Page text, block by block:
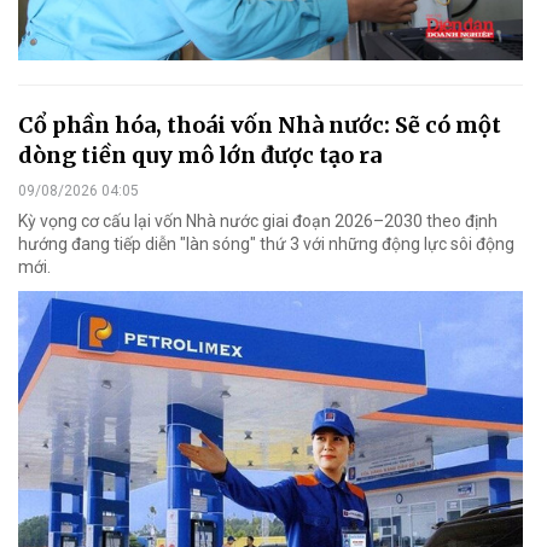
Cổ phần hóa, thoái vốn Nhà nước: Sẽ có một
dòng tiền quy mô lớn được tạo ra
09/08/2026 04:05
Kỳ vọng cơ cấu lại vốn Nhà nước giai đoạn 2026–2030 theo định
hướng đang tiếp diễn "làn sóng" thứ 3 với những động lực sôi động
mới.